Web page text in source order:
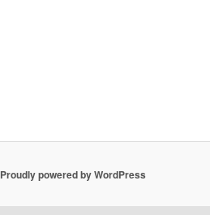
Proudly powered by WordPress